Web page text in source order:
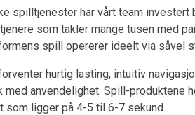
spilltjenester har vårt team
som takler mange tusen med
spill opererer ideelt via såvel
hurtig lasting, intuitiv
anvendelighet. Spill-
som ligger på 4-5 til 6-7 sekund.